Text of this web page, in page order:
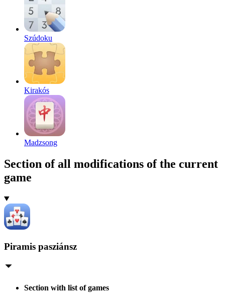
Szúdoku
Kirakós
Madzsong
Section of all modifications of the current
game
Piramis pasziánsz
Section with list of games